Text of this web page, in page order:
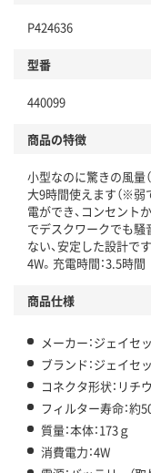
P424636
型番
440099
商品の特徴
小型なのに驚きの風量
大9時間使えます（※弱
電ができ、コンセント
でデスクワークでも騒
ない、安定した設計で
4W。充電時間：3.5時間
商品仕様
メーカー：ジェイセ
ブランド：ジェイセ
コネクタ形状：リチ
フィルター寿命：約
質量：本体：173ｇ
消費電力：4W